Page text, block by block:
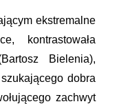
ekstremalne
kontrastowała
Bielenia),
dobra
zachwyt